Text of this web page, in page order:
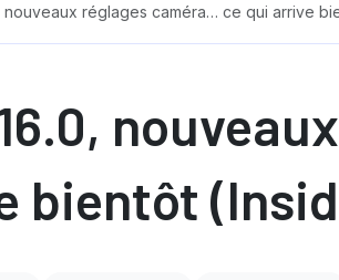
nouveaux réglages caméra… ce qui arrive
bientôt